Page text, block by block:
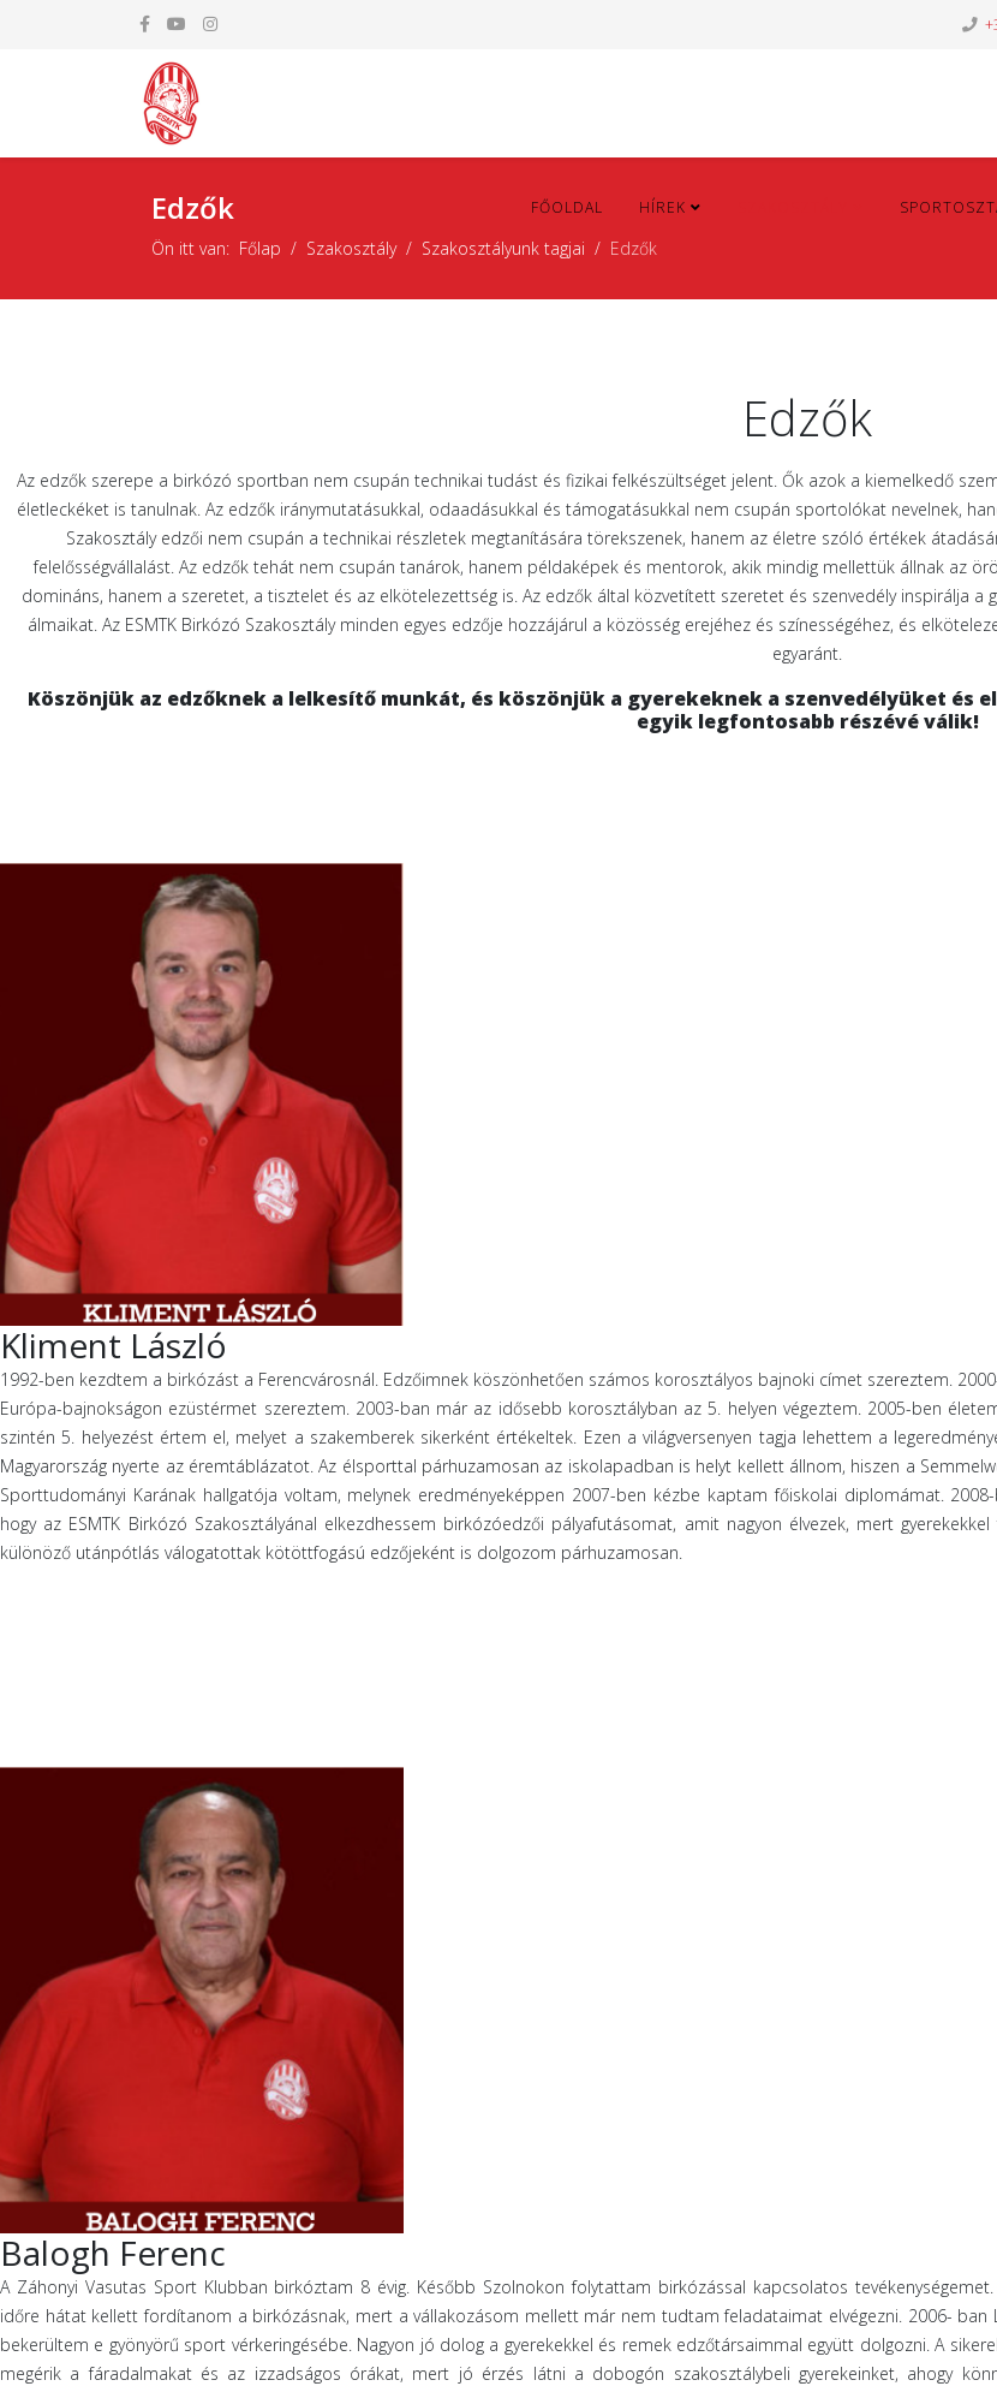
FŐOLDAL HÍREK
Edzők
Ön itt van: Főlap Szakosztály Szakosztályunk tagjai Edzők
Edzők
Az edzők szerepe a birkózó sportban nem csupán technikai tudást és fizikai felkészültséget jelent. Ők azok a kiemelkedő
életleckéket is tanulnak. Az edzők iránymutatásukkal, odaadásukkal és támogatásukkal nem csupán sportolókat nevelnek,
Szakosztály edzői nem csupán a technikai részletek megtanítására törekszenek, hanem az életre szóló értékek
felelősségvállalást. Az edzők tehát nem csupán tanárok, hanem példaképek és mentorok, akik mindig mellettük állnak az
domináns, hanem a szeretet, a tisztelet és az elkötelezettség is. Az edzők által közvetített szeretet és szenvedély inspirálja
álmaikat. Az ESMTK Birkózó Szakosztály minden egyes edzője hozzájárul a közösség erejéhez és színességéhez, és
egyaránt.
Köszönjük az edzőknek a lelkesítő munkát, és köszönjük a gyerekeknek a szenvedélyüket
egyik legfontosabb részévé válik!
Kliment László
1992-ben kezdtem a birkózást a Ferencvárosnál. Edzőimnek köszönhetően számos korosztályos bajnoki címet szereztem.
Európa-bajnokságon ezüstérmet szereztem. 2003-ban már az idősebb korosztályban az 5. helyen végeztem. 2005-ben
szintén 5. helyezést értem el, melyet a szakemberek sikerként értékeltek. Ezen a világversenyen tagja lehettem a
Magyarország nyerte az éremtáblázatot. Az élsporttal párhuzamosan az iskolapadban is helyt kellett állnom, hiszen a
Sporttudományi Karának hallgatója voltam, melynek eredményeképpen 2007-ben kézbe kaptam főiskolai diplomámat.
hogy az ESMTK Birkózó Szakosztályánal elkezdhessem birkózóedzői pályafutásomat, amit nagyon élvezek, mert
különöző utánpótlás válogatottak kötöttfogású edzőjeként is dolgozom párhuzamosan.
Balogh Ferenc
A Záhonyi Vasutas Sport Klubban birkóztam 8 évig. Később Szolnokon folytattam birkózással kapcsolatos tevékenységemet.
időre hátat kellett fordítanom a birkózásnak, mert a vállakozásom mellett már nem tudtam feladataimat elvégezni. 2006- ban
bekerültem e gyönyörű sport vérkeringésébe. Nagyon jó dolog a gyerekekkel és remek edzőtársaimmal együtt dolgozni. A
megérik a fáradalmakat és az izzadságos órákat, mert jó érzés látni a dobogón szakosztálybeli gyerekeinket, ahogy